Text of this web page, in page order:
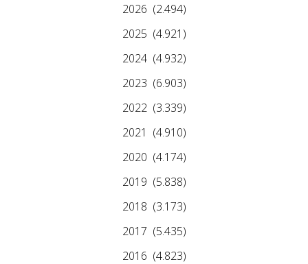
2026 (2.494)
2025 (4.921)
2024 (4.932)
2023 (6.903)
2022 (3.339)
2021 (4.910)
2020 (4.174)
2019 (5.838)
2018 (3.173)
2017 (5.435)
2016 (4.823)